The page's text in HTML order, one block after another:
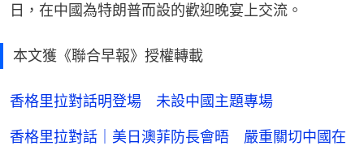
日，在中國為特朗普而設的歡迎晚宴上交流。
本文獲《聯合早報》授權轉載
香格里拉對話明登場 未設中國主題專場
香格里拉對話｜美日澳菲防長會晤 嚴重關切中國在